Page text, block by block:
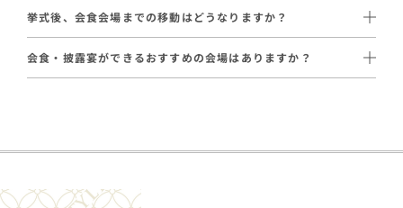
【対応例】
・ご懐妊中の方への「生もの以外のメニュー」
挙式後、会食会場までの移動はどうなりますか？
会場の距離や参列人数に応じて、ハイヤーや送迎バスのご手配も
会食・披露宴ができるおすすめの会場はありますか？
【提携会場の一例】
・日本料理 庄庵：〜40名 / 23,100円〜（税込）